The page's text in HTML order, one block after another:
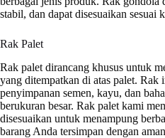
stabil, dan dapat disesuaikan sesuai
Rak Palet
Rak palet dirancang khusus untuk
yang ditempatkan di atas palet. Rak
penyimpanan semen, kayu, dan
berukuran besar. Rak palet kami
disesuaikan untuk menampung
barang Anda tersimpan dengan